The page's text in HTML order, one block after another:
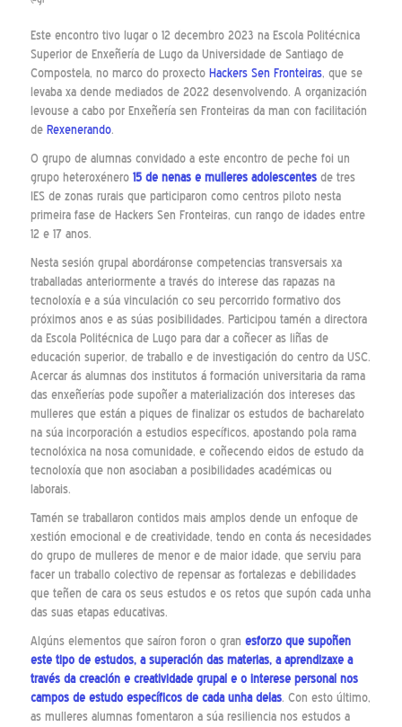
Este encontro tivo lugar o 12 decembro 2023 na Escola Politécnica
Superior de Enxeñería de Lugo da Universidade de Santiago de
Compostela, no marco do proxecto Hackers Sen Fronteiras, que se
levaba xa dende mediados de 2022 desenvolvendo. A organización
levouse a cabo por Enxeñería sen Fronteiras da man con facilitación
de Rexenerando.
O grupo de alumnas convidado a este encontro de peche foi un
grupo heteroxénero 15 de nenas e mulleres adolescentes de tres
IES de zonas rurais que participaron como centros piloto nesta
primeira fase de Hackers Sen Fronteiras, cun rango de idades entre
12 e 17 anos.
Nesta sesión grupal abordáronse competencias transversais xa
traballadas anteriormente a través do interese das rapazas na
tecnoloxía e a súa vinculación co seu percorrido formativo dos
próximos anos e as súas posibilidades. Participou tamén a directora
da Escola Politécnica de Lugo para dar a coñecer as liñas de
educación superior, de traballo e de investigación do centro da USC.
Acercar ás alumnas dos institutos á formación universitaria da rama
das enxeñerías pode supoñer a materialización dos intereses das
mulleres que están a piques de finalizar os estudos de bacharelato
na súa incorporación a estudios específicos, apostando pola rama
tecnolóxica na nosa comunidade, e coñecendo eidos de estudo da
tecnoloxía que non asociaban a posibilidades académicas ou
laborais.
Tamén se traballaron contidos mais amplos dende un enfoque de
xestión emocional e de creatividade, tendo en conta ás necesidades
do grupo de mulleres de menor e de maior idade, que serviu para
facer un traballo colectivo de repensar as fortalezas e debilidades
que teñen de cara os seus estudos e os retos que supón cada unha
das suas etapas educativas.
Algúns elementos que saíron foron o gran esforzo que supoñen
este tipo de estudos, a superación das materias, a aprendizaxe a
través da creación e creatividade grupal e o interese personal nos
campos de estudo específicos de cada unha delas. Con esto último,
as mulleres alumnas fomentaron a súa resiliencia nos estudos a